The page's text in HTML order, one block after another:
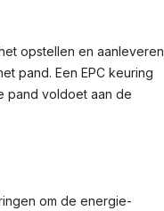
opstellen en aanleveren
pand. Een EPC keuring
pand voldoet aan de
om de energie-